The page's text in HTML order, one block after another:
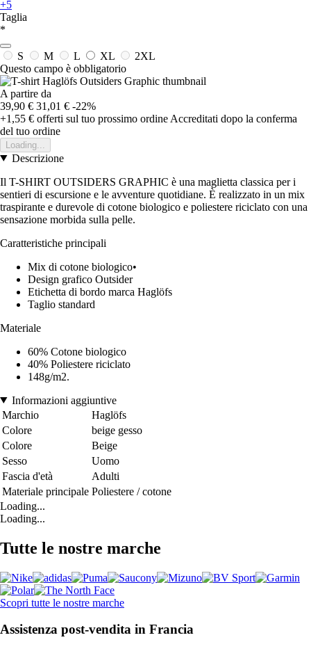
+5
Taglia
*
S M L XL
2XL
Questo campo è obbligatorio
A partire da
39,90 € 31,01 € -22%
+1,55 € offerti sul tuo prossimo ordine Accreditati dopo la conferma
del tuo ordine
Loading...
Descrizione
Il T-SHIRT OUTSIDERS GRAPHIC è una maglietta classica per i
sentieri di escursione e le avventure quotidiane. È realizzato in un mix
traspirante e durevole di cotone biologico e poliestere riciclato con una
sensazione morbida sulla pelle.
Caratteristiche principali
Mix di cotone biologico•
Design grafico Outsider
Etichetta di bordo marca Haglöfs
Taglio standard
Materiale
60% Cotone biologico
40% Poliestere riciclato
148g/m2.
Informazioni aggiuntive
Marchio
Haglöfs
Colore
beige gesso
Colore
Beige
Sesso
Uomo
Fascia d'età
Adulti
Materiale principale Poliestere / cotone
Loading...
Loading...
Tutte le nostre marche
Scopri tutte le nostre marche
Assistenza post-vendita in Francia